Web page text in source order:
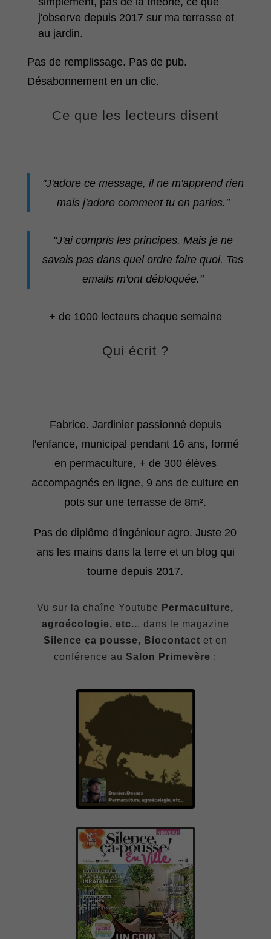
j'observe depuis 2017 sur ma terrasse et
au jardin.
Pas de remplissage. Pas de pub.
Désabonnement en un clic.
Ce que les lecteurs disent
"J'adore ce message, il ne m'apprend rien
mais j'adore comment tu en parles."
"J'ai compris les principes. Mais je ne
savais pas dans quel ordre faire quoi. Tes
emails m'ont débloquée."
+ de 1000 lecteurs chaque semaine
Qui écrit ?
Fabrice. Jardinier passionné depuis
l'enfance, municipal pendant 16 ans, formé
en permaculture, + de 300 élèves
accompagnés en ligne, 9 ans de culture en
pots sur une terrasse de 8m².
Pas de diplôme d'ingénieur agro. Juste 20
ans les mains dans la terre et un blog qui
tourne depuis 2017.
Vu sur la chaîne Youtube Permaculture,
agroécologie, etc.., dans le magazine
Silence ça pousse, Biocontact et en
conférence au Salon Primevère :